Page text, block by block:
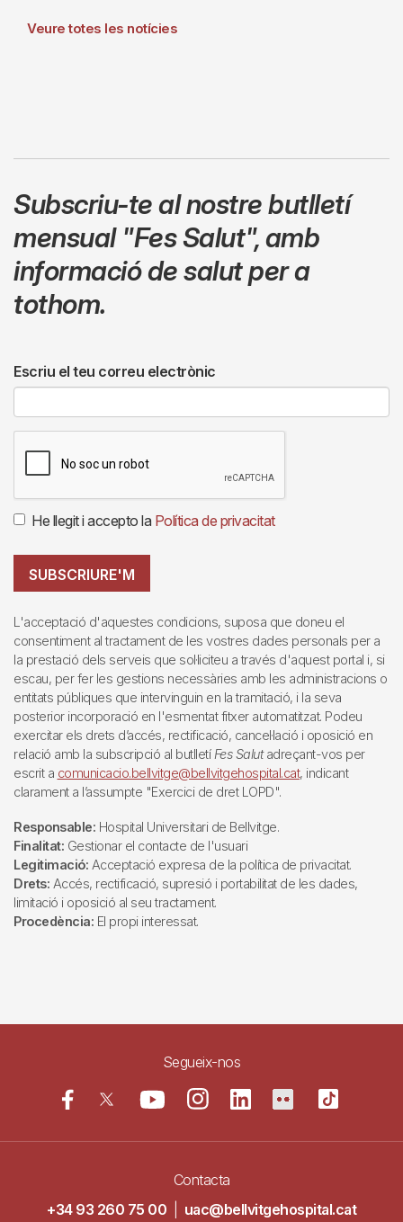
Veure totes les notícies
Subscriu-te al nostre butlletí
mensual "Fes Salut",amb
informació de salut per a
tothom.
Escriu el teu correu electrònic
He llegit i accepto la Política de privacitat
SUBSCRIURE'M
L'acceptació d'aquestes condicions, suposa que doneu el
consentiment al tractament de les vostres dades personals per a
la prestació dels serveis que sol·liciteu a través d'aquest portal i, si
escau, per fer les gestions necessàries amb les administracions o
entitats públiques que intervinguin en la tramitació, i la seva
posterior incorporació en l'esmentat fitxer automatitzat. Podeu
exercitar els drets d’accés, rectificació, cancel·lació i oposició en
relació amb la subscripció al butlletí Fes Salutadreçant-vos per
escrit a comunicacio.bellvitge@bellvitgehospital.cat, indicant
clarament a l’assumpte "Exercici de dret LOPD".
Responsable: Hospital Universitari de Bellvitge.
Finalitat: Gestionar el contacte de l'usuari
Legitimació: Acceptació expresa de la política de privacitat.
Drets: Accés, rectificació, supresió i portabilitat de les dades,
limitació i oposició al seu tractament.
Procedència: El propi interessat.
Segueix-nos
Contacta
+34 93 260 75 00
uac@bellvitgehospital.cat